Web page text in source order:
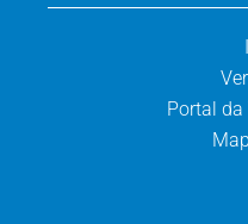
Portal da